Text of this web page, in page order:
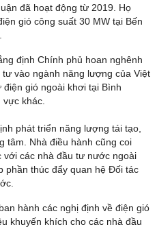
đã hoạt động từ 2019. Họ
gió công suất 30 MW tại Bến
định Chính phủ hoan nghênh
vào ngành năng lượng của Việt
gió ngoài khơi tại Bình
khác.
phát triển năng lượng tái tạo,
tâm. Nhà điều hành cũng coi
các nhà đầu tư nước ngoài
phần thúc đẩy quan hệ Đối tác
hành các nghị định về điện gió
khuyến khích cho các nhà đầu